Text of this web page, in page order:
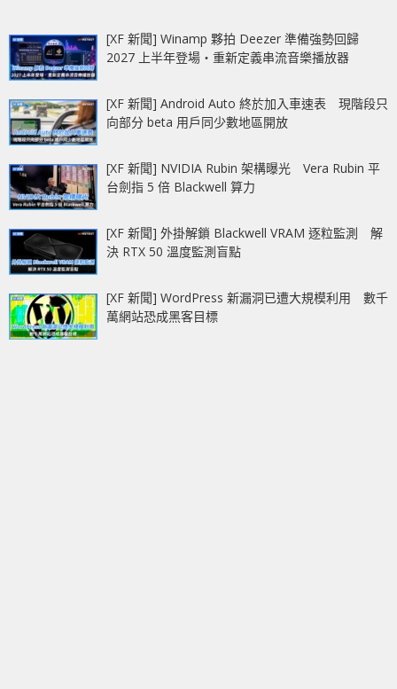
[XF 新聞] Winamp 夥拍 Deezer 準備強勢回歸
2027 上半年登場‧重新定義串流音樂播放器
[XF 新聞] Android Auto 終於加入車速表 現階段只
向部分 beta 用戶同少數地區開放
[XF 新聞] NVIDIA Rubin 架構曝光 Vera Rubin 平
台劍指 5 倍 Blackwell 算力
[XF 新聞] 外掛解鎖 Blackwell VRAM 逐粒監測 解
決 RTX 50 溫度監測盲點
[XF 新聞] WordPress 新漏洞已遭大規模利用 數千
萬網站恐成黑客目標